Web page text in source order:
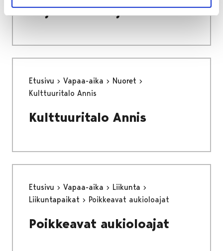
Ohjeita taiteilijoille
Etusivu Vapaa-aika
Nuoret
Kulttuuritalo Annis
Kulttuuritalo Annis
Etusivu Vapaa-aika
Liikunta
Liikuntapaikat
Poikkeavat aukioloajat
Poikkeavat aukioloajat